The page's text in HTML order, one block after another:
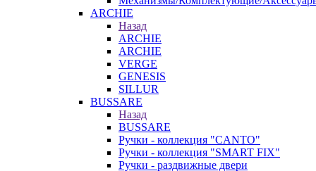
ARCHIE
Назад
ARCHIE
ARCHIE
VERGE
GENESIS
SILLUR
BUSSARE
Назад
BUSSARE
Ручки - коллекция "CANTO"
Ручки - коллекция "SMART FIX"
Ручки - раздвижные двери